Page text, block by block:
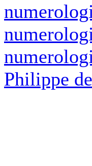
Philippe